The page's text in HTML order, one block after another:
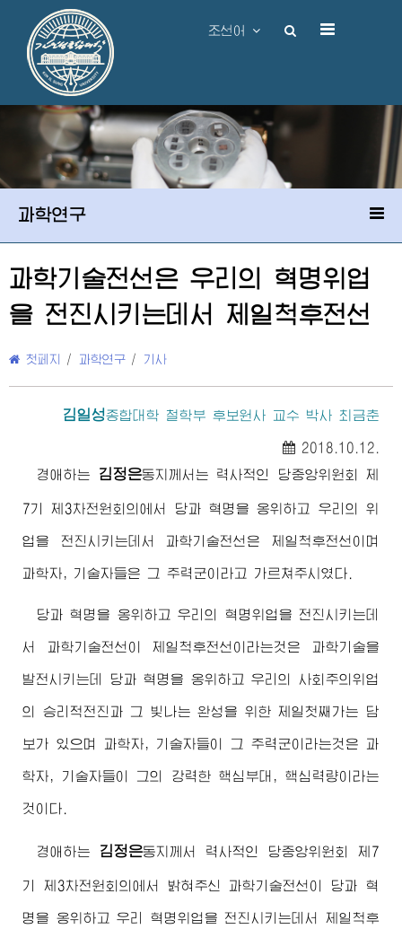
조선어
과학연구
과학기술전선은 우리의 혁명위업
을 전진시키는데서 제일척후전선
첫페지 / 과학연구 / 기사
김일성종합대학 철학부 후보원사 교수 박사 최금춘
2018.10.12.
경애하는
김정은동지 께서는 력사적인 당중앙위원회 제
7기 제3차전원회의에서 당과 혁명을 옹위하고 우리의 위
업을 전진시키는데서 과학기술전선은 제일척후전선이며
과학자, 기술자들은 그 주력군이라고 가르쳐주시였다.
당과 혁명을 옹위하고 우리의 혁명위업을 전진시키는데
서 과학기술전선이 제일척후전선이라는것은 과학기술을
발전시키는데 당과 혁명을 옹위하고 우리의 사회주의위업
의 승리적전진과 그 빛나는 완성을 위한 제일첫째가는 담
보가 있으며 과학자, 기술자들이 그 주력군이라는것은 과
학자, 기술자들이 그의 강력한 핵심부대, 핵심력량이라는
것이다.
경애하는 김정은동지 께서 력사적인 당중앙위원회 제7
기 제3차전원회의에서 밝혀주신 과학기술전선이 당과 혁
명을 옹위하고 우리 혁명위업을 전진시키는데서 제일척후